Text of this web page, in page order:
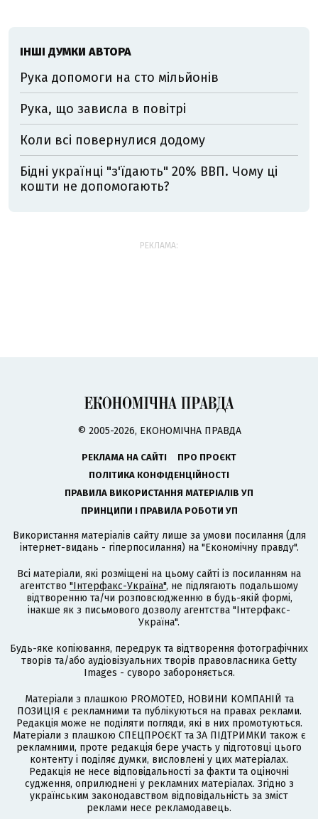
ІНШІ ДУМКИ АВТОРА
Рука допомоги на сто мільйонів
Рука, що зависла в повітрі
Коли всі повернулися додому
Бідні українці "з'їдають" 20% ВВП. Чому ці
кошти не допомогають?
РЕКЛАМА:
© 2005-2026, ЕКОНОМІЧНА ПРАВДА
РЕКЛАМА НА САЙТІ
ПРО ПРОЄКТ
ПОЛІТИКА КОНФІДЕНЦІЙНОСТІ
ПРАВИЛА ВИКОРИСТАННЯ МАТЕРІАЛІВ УП
ПРИНЦИПИ І ПРАВИЛА РОБОТИ УП
Використання матеріалів сайту лише за умови посилання (для
інтернет-видань - гіперпосилання) на "Економічну правду".
Всі матеріали, які розміщені на цьому сайті із посиланням на
агентство "Інтерфакс-Україна", не підлягають подальшому
відтворенню та/чи розповсюдженню в будь-якій формі,
інакше як з письмового дозволу агентства "Інтерфакс-
Україна".
Будь-яке копіювання, передрук та відтворення фотографічних
творів та/або аудіовізуальних творів правовласника Getty
Images - суворо забороняється.
Матеріали з плашкою PROMOTED, НОВИНИ КОМПАНІЙ та
ПОЗИЦІЯ є рекламними та публікуються на правах реклами.
Редакція може не поділяти погляди, які в них промотуються.
Матеріали з плашкою СПЕЦПРОЄКТ та ЗА ПІДТРИМКИ також є
рекламними, проте редакція бере участь у підготовці цього
контенту і поділяє думки, висловлені у цих матеріалах.
Редакція не несе відповідальності за факти та оціночні
судження, оприлюднені у рекламних матеріалах. Згідно з
українським законодавством відповідальність за зміст
реклами несе рекламодавець.